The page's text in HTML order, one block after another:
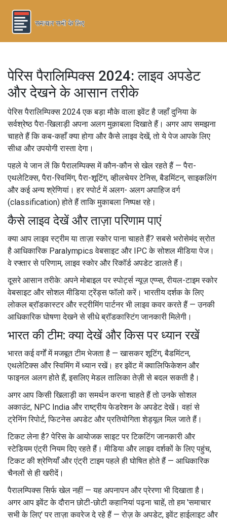
पेरिस पैरालिम्पिक्स 2024: लाइव अपडेट
और देखने के आसान तरीके
पेरिस पैरालिम्पिक्स 2024 एक बड़ा मौके वाला इवेंट है जहाँ दुनिया के
सर्वश्रेष्ठ पैरा-खिलाड़ी अपना अलग मुक़ाबला दिखाते हैं। अगर आप समझना
चाहते हैं कि कब-कहाँ क्या होगा और कैसे लाइव देखें, तो ये पेज आपके लिए
सीधा और उपयोगी रास्ता देगा।
पहले ये जान लें कि पैरालम्पिक्स में कौन-कौन से खेल रहते हैं — पैरा-
एथलेटिक्स, पैरा-स्विमिंग, पैरा-शूटिंग, व्हीलचेयर टेनिस, बैडमिंटन, साइकलिंग
और कई अन्य श्रेणियां। हर स्पोर्ट में अलग- अलग अपाहिज वर्ग
(classification) होते हैं ताकि मुकाबला निष्पक्ष रहे।
कैसे लाइव देखें और ताज़ा परिणाम पाएं
क्या आप लाइव स्ट्रीम या ताज़ा स्कोर पाना चाहते हैं? सबसे भरोसेमंद स्रोत
है आधिकारिक Paralympics वेबसाइट और IPC के सोशल मीडिया पेज।
वे रफ्तार से परिणाम, लाइव स्कोर और रिकॉर्ड अपडेट डालते हैं।
दूसरे आसान तरीके: अपने मोबाइल पर स्पोर्ट्स न्यूज़ एप्प्स, रीयल-टाइम स्कोर
वेबसाइट और सोशल मीडिया ट्रेंड्स फॉलो करें। भारतीय दर्शक के लिए
लोकल ब्रॉडकास्टर और स्ट्रीमिंग पार्टनर भी लाइव कवर करते हैं — उनकी
आधिकारिक घोषणा देखने से सीधे ब्रॉडकास्टिंग जानकारी मिलेगी।
भारत की टीम: क्या देखें और किस पर ध्यान रखें
भारत कई वर्गों में मजबूत टीम भेजता है — खासकर शूटिंग, बैडमिंटन,
एथलेटिक्स और स्विमिंग में ध्यान रखें। हर इवेंट में क्वालिफिकेशन और
फाइनल अलग होते हैं, इसलिए मेडल तालिका तेज़ी से बदल सकती है।
अगर आप किसी खिलाड़ी का समर्थन करना चाहते हैं तो उनके सोशल
अकाउंट, NPC India और राष्ट्रीय फेडरेशन के अपडेट देखें। वहां से
ट्रेनिंग रिपोर्ट, फिटनेस अपडेट और प्रतियोगिता शेड्यूल मिल जाते हैं।
टिकट लेना है? पेरिस के आयोजक साइट पर टिकटिंग जानकारी और
स्टेडियम एंट्री नियम दिए रहते हैं। मीडिया और लाइव दर्शकों के लिए पहुंच,
टिकट की श्रेणियाँ और एंट्री टाइम पहले ही घोषित होते हैं — आधिकारिक
चैनलों से ही खरीदें।
पैरालम्पिक्स सिर्फ खेल नहीं — यह अपनापन और प्रेरणा भी दिखाता है।
अगर आप इवेंट के दौरान छोटी-छोटी कहानियां पढ़ना चाहें, तो हम 'समाचार
सभी के लिए' पर ताज़ा कवरेज दे रहे हैं — रोज़ के अपडेट, इवेंट हाईलाइट और